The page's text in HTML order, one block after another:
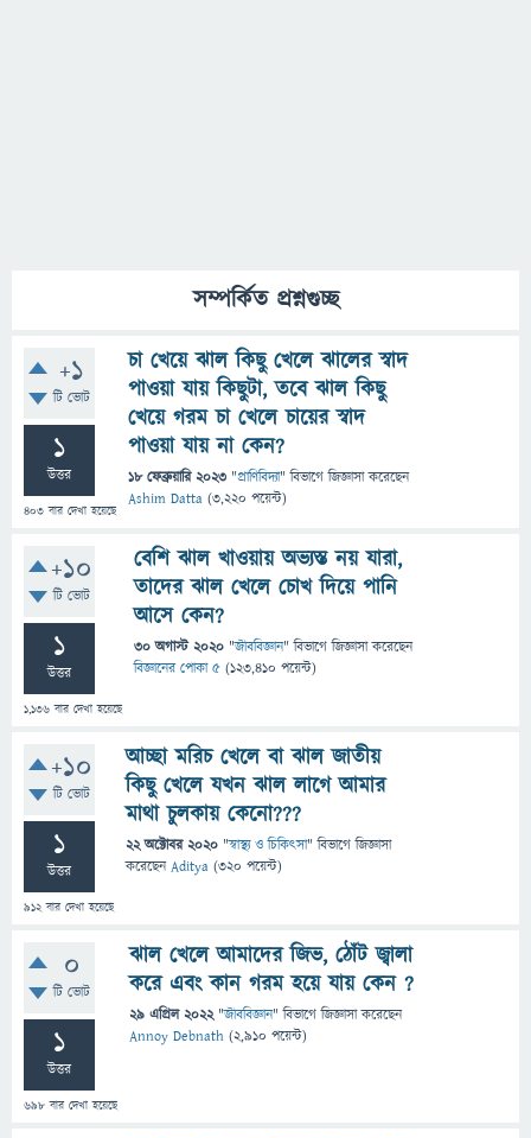
সম্পর্কিত প্রশ্নগুচ্ছ
+1
টি ভোট
1
উত্তর
403 বার দেখা হয়েছে
চা খেয়ে ঝাল কিছু খেলে ঝালের স্বাদ
পাওয়া যায় কিছুটা, তবে ঝাল কিছু
খেয়ে গরম চা খেলে চায়ের স্বাদ
পাওয়া যায় না কেন?
18 ফেব্রুয়ারি 2023 "প্রাণিবিদ্যা" বিভাগে জিজ্ঞাসাকরেছেন
Ashim Datta (3,220 পয়েন্ট)
+10
টি ভোট
1
উত্তর
1,136 বার দেখা হয়েছে
বেশি ঝাল খাওয়ায় অভ্যস্ত নয় যারা,
তাদের ঝাল খেলে চোখ দিয়ে পানি
আসে কেন?
30 অগাস্ট 2020 "জীববিজ্ঞান" বিভাগে জিজ্ঞাসাকরেছেন
বিজ্ঞানের পোকা ৫ (123,410 পয়েন্ট)
+10
টি ভোট
1
উত্তর
912বার দেখা হয়েছে
আচ্ছা মরিচ খেলে বা ঝাল জাতীয়
কিছু খেলে যখন ঝাল লাগে আমার
মাথা চুলকায় কেনো???
22 অক্টোবর 2020 "স্বাস্থ্য ও চিকিৎসা" বিভাগে জিজ্ঞাসা
করেছেনAditya (320 পয়েন্ট)
0
টি ভোট
1
উত্তর
698 বার দেখা হয়েছে
ঝাল খেলে আমাদের জিভ, ঠোঁট জ্বালা
করে এবং কান গরম হয়ে যায় কেন ?
29 এপ্রিল 2022 "জীববিজ্ঞান" বিভাগে জিজ্ঞাসাকরেছেন
Annoy Debnath (2,910 পয়েন্ট)